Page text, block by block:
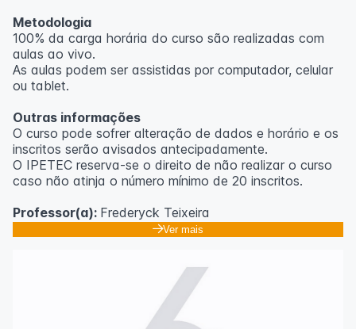
Metodologia
100% da carga horária do curso são realizadas com
aulas ao vivo.
As aulas podem ser assistidas por computador, celular
ou tablet.
Outras informações
O curso pode sofrer alteração de dados e horário e os
inscritos serão avisados ​​antecipadamente.
O IPETEC reserva-se o direito de não realizar o curso
caso não atinja o número mínimo de 20 inscritos.
Professor(a): Frederyck Teixeira
Ver mais